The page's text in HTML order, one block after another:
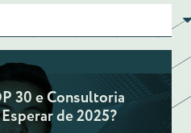
30 e Consultoria
de 2025?